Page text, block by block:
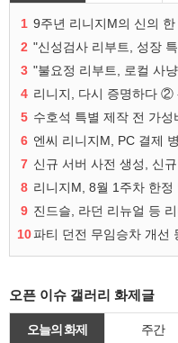
1 9주년 리니지M의 신의
2
3
4 리니지, 다시 증명하다 ②
5
6 엔씨 리니지M, PC 결제
7
8 리니지M, 8월 1주차 한정
9 진드슬, 라던 리뉴얼 등
10파티 던전 무임승차 개선
오픈 이슈 갤러리 화제글
오늘의 화제 주간